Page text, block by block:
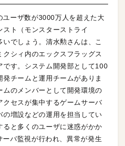
ーザ数が3000万人を超えた大
スト（モンスターストライ
でしょう。清水勲さんは、こ
シィ内のエックスフラッグス
です。システム開発部として100
チームと運用チームがありま
ムのメンバーとして開発環境の
クセスが集中するゲームサーバ
の増設などの運用を担当してい
ると多くのユーザに迷惑がかか
バ監視が行われ、異常が発生